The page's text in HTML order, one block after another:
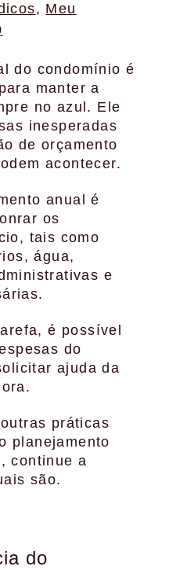
, Meu
do condomínio é
manter a
no azul. Ele
inesperadas
de orçamento
acontecer.
anual é
os
tais como
água,
e
é possível
do
ajuda da
práticas
planejamento
continue a
são.
do